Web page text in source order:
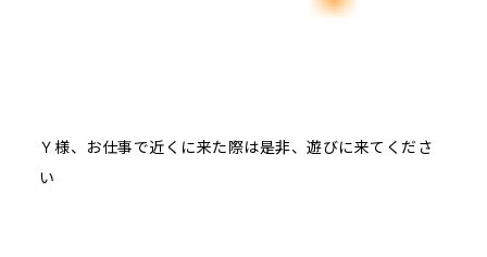
Ｙ様、お仕事で近くに来た際は是非、遊びに来てくださ
い